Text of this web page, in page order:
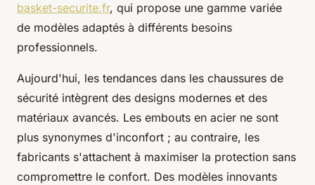
basket-securite.fr, qui propose une gamme variée
de modèles adaptés à différents besoins
professionnels.
Aujourd'hui, les tendances dans les chaussures de
sécurité intègrent des designs modernes et des
matériaux avancés. Les embouts en acier ne sont
plus synonymes d'inconfort ; au contraire, les
fabricants s'attachent à maximiser la protection sans
compromettre le confort. Des modèles innovants